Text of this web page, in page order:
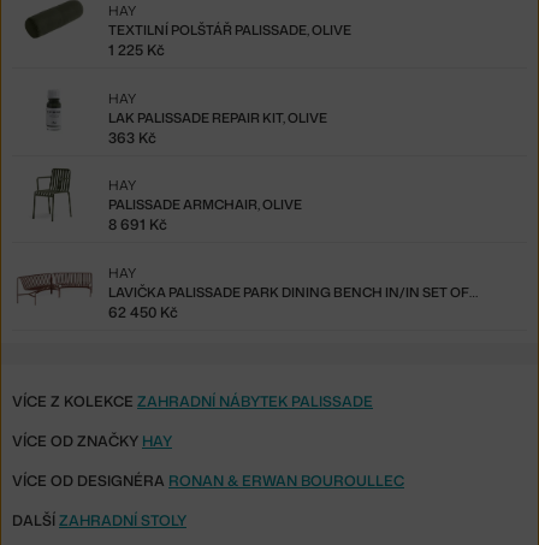
TEXTILNÍ POLŠTÁŘ PALISSADE, OLIVE
HAY
1 225 Kč
LAK PALISSADE REPAIR KIT, OLIVE
HAY
363 Kč
PALISSADE ARMCHAIR, OLIVE
HAY
8 691 Kč
LAVIČKA PALISSADE PARK DINING BENCH IN/IN SET OF 2, IRON RED
HAY
62 450 Kč
VÍCE Z KOLEKCE ZAHRADNÍ NÁBYTEK PALISSADE
VÍCE OD ZNAČKY HAY
VÍCE OD DESIGNÉRA RONAN & ERWAN BOUROULLEC
DALŠÍ ZAHRADNÍ STOLY